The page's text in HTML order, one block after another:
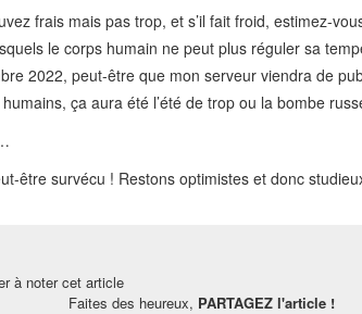
frais mais pas trop, et s’il fait froid, estimez-
le corps humain ne peut plus réguler sa
2022, peut-être que mon serveur viendra de
ça aura été l’été de trop ou la bombe
être survécu ! Restons optimistes et donc
à noter cet article
Faites des heureux, PARTAGEZ l'article !